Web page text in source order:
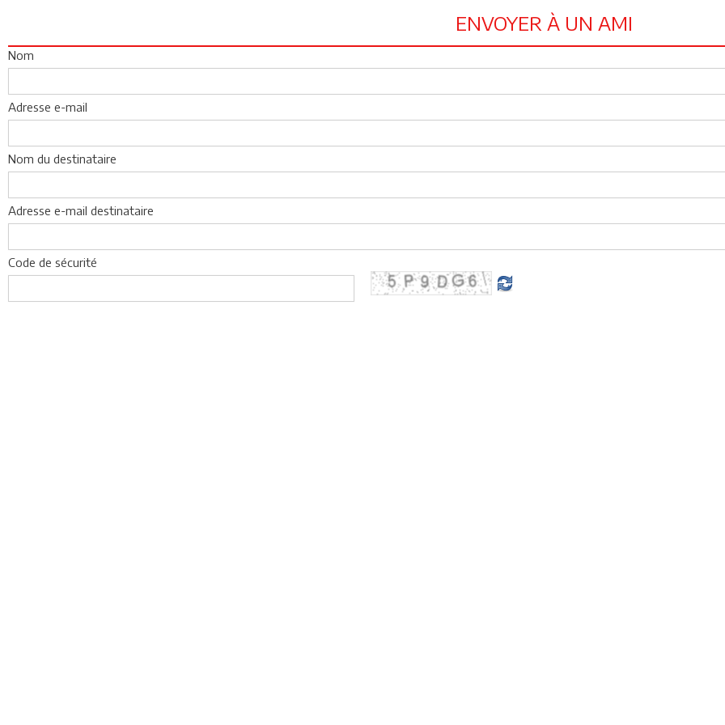
ENVOYER À UN AMI
Nom
Adresse e-mail
Nom du destinataire
Adresse e-mail destinataire
Code de sécurité